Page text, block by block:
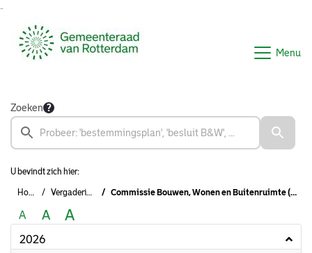
Menu
Zoeken
U bevindt zich hier:
Home Vergaderingen Commissie Bouwen, Wonen en Buitenruimte (2022-2026)
A A A
2026